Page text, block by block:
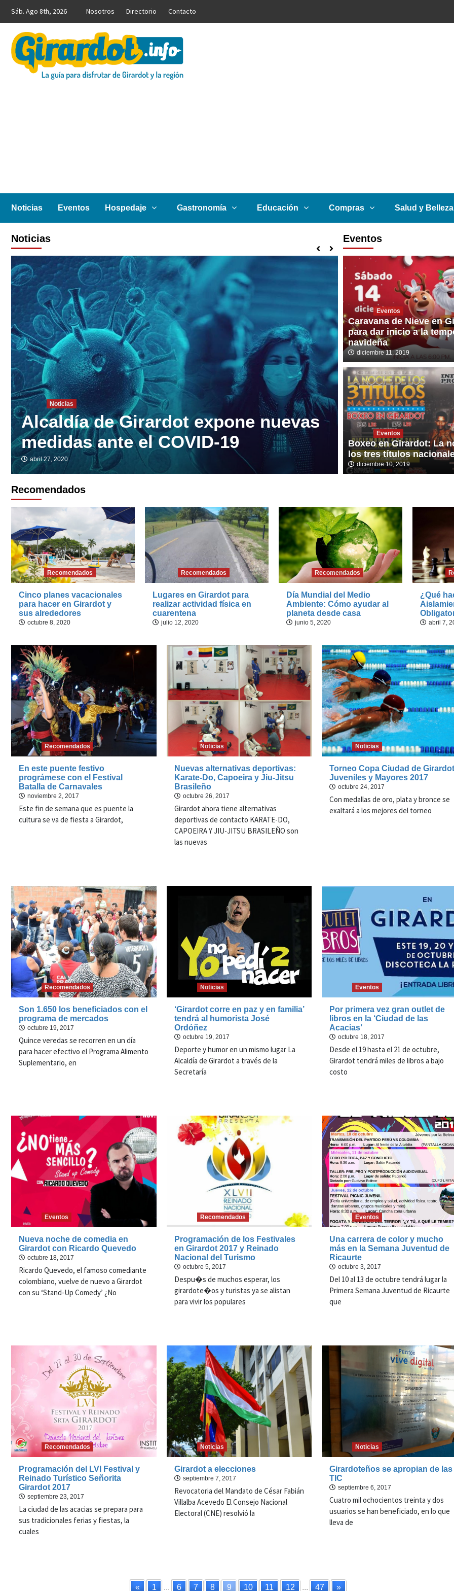
Saltar
contenido
Sáb. Ago 8th, 2026 Nosotros Directorio Contacto
Noticias Eventos Hospedaje Gastronomía Educación Compras Salud y Belleza
Noticias
Noticias
Alcaldía de Girardot expone nuevas
medidas ante el COVID-19
abril 27, 2020
Noticias
Girardot
Turística
febrero 24, 2020
Eventos
Eventos
Caravana de Nieve en
para dar inicio a la
navideña
diciembre 11, 2019
Eventos
Boxeo en Girardot: La
los tres títulos
diciembre 10, 2019
Recomendados
Recomendados
Cinco planes vacacionales
para hacer en Girardot y
sus alrededores
octubre 8, 2020
Recomendados
Lugares en Girardot para
realizar actividad física en
cuarentena
julio 12, 2020
Recomendados
Día Mundial del Medio
Ambiente: Cómo ayudar al
planeta desde casa
junio 5, 2020
¿Qué
abril 7,
Recomendados
En este puente festivo
prográmese con el Festival
Batalla de Carnavales
noviembre 2, 2017
Este fin de semana que es puente la
cultura se va de fiesta a Girardot,
Noticias
Nuevas alternativas deportivas:
Karate-Do, Capoeira y Jiu-Jitsu
Brasileño
octubre 26, 2017
Girardot ahora tiene alternativas
deportivas de contacto KARATE-DO,
CAPOEIRA Y JIU-JITSU BRASILEÑO son
las nuevas
Noticias
Torneo Copa Ciudad de Girardot
Juveniles y Mayores 2017
octubre 24, 2017
Con medallas de oro, plata y bronce se
exaltará a los mejores del torneo
Recomendados
Son 1.650 los beneficiados con el
programa de mercados
octubre 19, 2017
Quince veredas se recorren en un día
para hacer efectivo el Programa Alimento
Suplementario, en
Noticias
‘Girardot corre en paz y en familia’
tendrá al humorista José
Ordóñez
octubre 19, 2017
Deporte y humor en un mismo lugar La
Alcaldía de Girardot a través de la
Secretaría
Eventos
Por primera vez gran outlet de
libros en la ‘Ciudad de las
Acacias’
octubre 18, 2017
Desde el 19 hasta el 21 de octubre,
Girardot tendrá miles de libros a bajo
costo
Eventos
Nueva noche de comedia en
Girardot con Ricardo Quevedo
octubre 18, 2017
Ricardo Quevedo, el famoso comediante
colombiano, vuelve de nuevo a Girardot
con su ‘Stand-Up Comedy’ ¿No
Recomendados
Programación de los Festivales
en Girardot 2017 y Reinado
Nacional del Turismo
octubre 5, 2017
Despu�s de muchos esperar, los
girardote�os y turistas ya se alistan
para vivir los populares
Eventos
Una carrera de color y mucho
más en la Semana Juventud de
Ricaurte
octubre 3, 2017
Del 10 al 13 de octubre tendrá lugar la
Primera Semana Juventud de Ricaurte
que
Recomendados
Programación del LVI Festival y
Reinado Turístico Señorita
Girardot 2017
septiembre 23, 2017
La ciudad de las acacias se prepara para
sus tradicionales ferias y fiestas, la
cuales
Noticias
Girardot a elecciones
septiembre 7, 2017
Revocatoria del Mandato de César Fabián
Villalba Acevedo El Consejo Nacional
Electoral (CNE) resolvió la
Noticias
Girardoteños se apropian de las
TIC
septiembre 6, 2017
Cuatro mil ochocientos treinta y dos
usuarios se han beneficiado, en lo que
lleva de
« 1 ... 6 7 8 9 10 11 12 ... 47 »